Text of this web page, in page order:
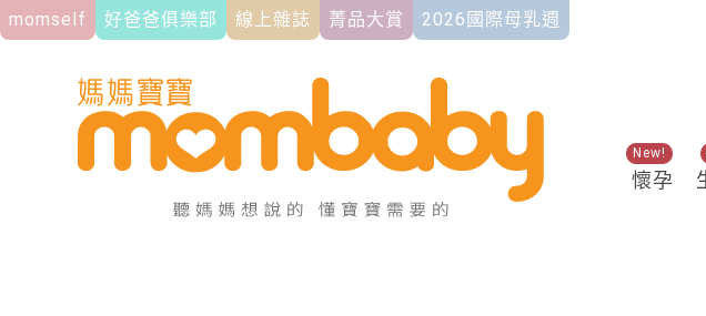
momself 好爸爸俱樂部 線上雜誌 菁品大賞 2026國際母乳週
懷孕
New!